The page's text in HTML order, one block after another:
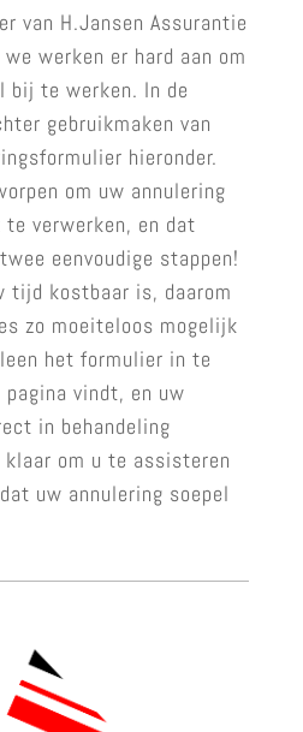
van H.Jansen Assurantie
werken er hard aan om
bij te werken. In de
gebruikmaken van
hieronder.
om uw annulering
verwerken, en dat
eenvoudige stappen!
tijd kostbaar is, daarom
zo moeiteloos mogelijk
het formulier in te
vindt, en uw
in behandeling
om u te assisteren
uw annulering soepel